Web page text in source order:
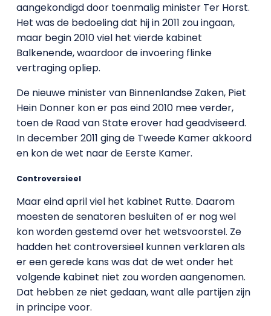
aangekondigd door toenmalig minister Ter Horst.
Het was de bedoeling dat hij in 2011 zou ingaan,
maar begin 2010 viel het vierde kabinet
Balkenende, waardoor de invoering flinke
vertraging opliep.
De nieuwe minister van Binnenlandse Zaken, Piet
Hein Donner kon er pas eind 2010 mee verder,
toen de Raad van State erover had geadviseerd.
In december 2011 ging de Tweede Kamer akkoord
en kon de wet naar de Eerste Kamer.
Controversieel
Maar eind april viel het kabinet Rutte. Daarom
moesten de senatoren besluiten of er nog wel
kon worden gestemd over het wetsvoorstel. Ze
hadden het controversieel kunnen verklaren als
er een gerede kans was dat de wet onder het
volgende kabinet niet zou worden aangenomen.
Dat hebben ze niet gedaan, want alle partijen zijn
in principe voor.